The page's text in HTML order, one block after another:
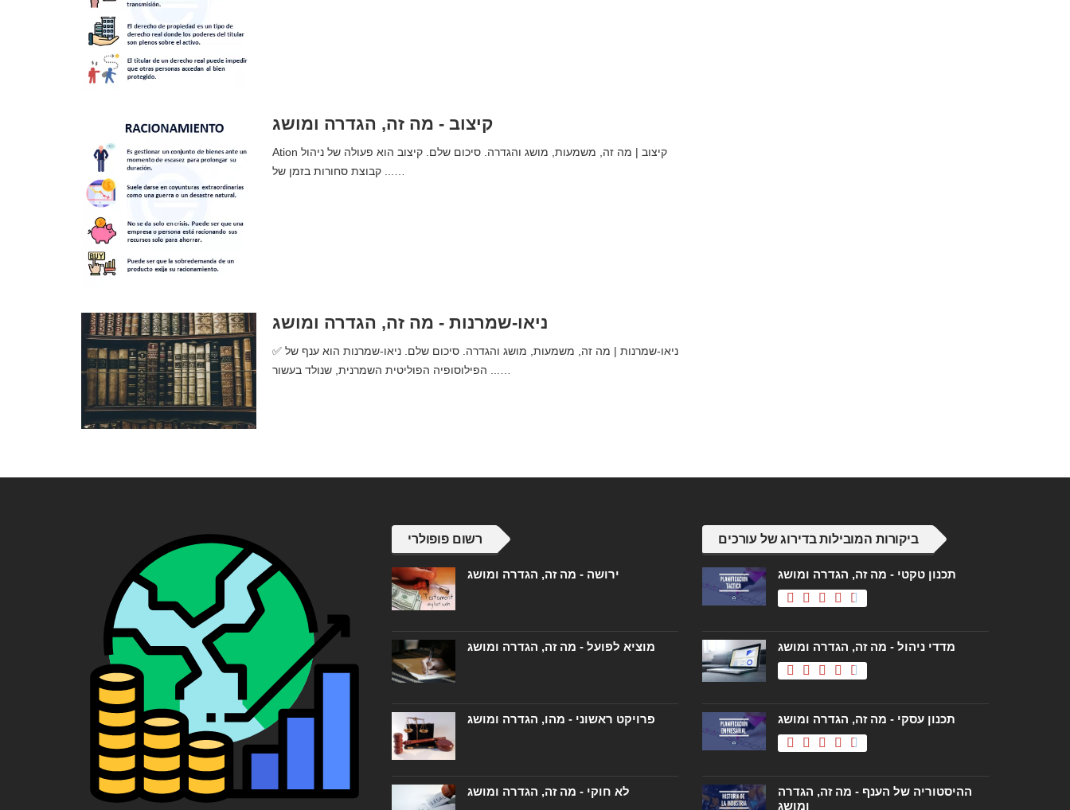
קיצוב - מה זה, הגדרה ומושג
Ation קיצוב | מה זה, משמעות, מושג והגדרה. סיכום שלם. קיצוב הוא פעולה של ניהול
ניאו-שמרנות - מה זה, הגדרה ומושג
✅ ניאו-שמרנות | מה זה, משמעות, מושג והגדרה. סיכום שלם. ניאו-שמרנות הוא ענף של
רשום פופולרי
ירושה - מה זה, הגדרה ומושג
מוציא לפועל - מה זה, הגדרה ומושג
פרויקט ראשוני - מהו, הגדרה ומושג
לא חוקי - מה זה, הגדרה ומושג
ביקורות המובילות בדירוג של עורכים
תכנון טקטי - מה זה, הגדרה ומושג
מדדי ניהול - מה זה, הגדרה ומושג
תכנון עסקי - מה זה, הגדרה ומושג
ההיסטוריה של הענף - מה זה, הגדרה
ומושג